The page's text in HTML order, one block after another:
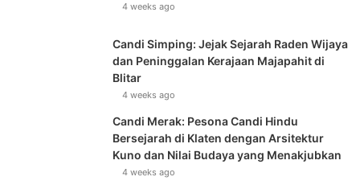
4 weeks ago
Candi Simping: Jejak Sejarah Raden Wijaya
dan Peninggalan Kerajaan Majapahit di
Blitar
4 weeks ago
Candi Merak: Pesona Candi Hindu
Bersejarah di Klaten dengan Arsitektur
Kuno dan Nilai Budaya yang Menakjubkan
4 weeks ago